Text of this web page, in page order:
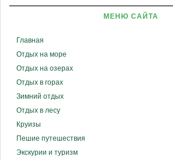
МЕНЮ САЙТА
Главная
Отдых на море
Отдых на озерах
Отдых в горах
Зимний отдых
Отдых в лесу
Круизы
Пешие путешествия
Экскурии и туризм